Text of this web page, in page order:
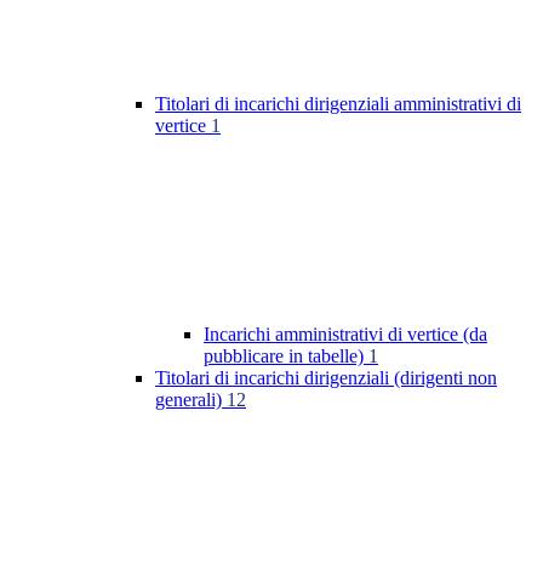
Titolari di incarichi dirigenziali amministrativi di
vertice 1
Incarichi amministrativi di vertice (da
pubblicare in tabelle) 1
Titolari di incarichi dirigenziali (dirigenti non
generali) 12